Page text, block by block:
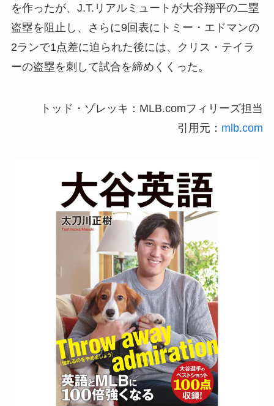
を作ったが、J.T.リアルミュートが大谷翔平の二塁
盗塁を阻止し、さらに9回表にトミー・エドマンの
2ランで1点差に迫られた後には、クリス・テイラ
ーの盗塁を刺して試合を締めくくった。
トッド・ゾレッキ：MLB.comフィリーズ担当
引用元： mlb.com